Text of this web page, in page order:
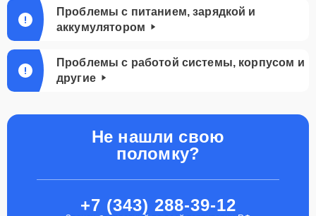
Проблемы с питанием, зарядкой и
аккумулятором
Проблемы с работой системы, корпусом и
другие
Не нашли свою
поломку?
+7 (343) 288-39-12